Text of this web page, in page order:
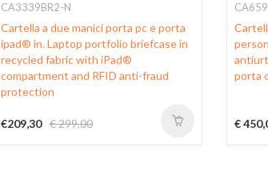
CA3339BR2-N
Cartella a due manici porta pc e porta
ipad® in. Laptop portfolio briefcase in
recycled fabric with iPad®
compartment and RFID anti-fraud
protection
€209,30 € 299,00
porta
€